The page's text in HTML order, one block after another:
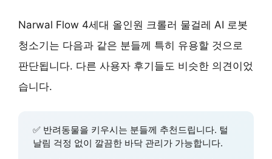
Narwal Flow 4세대 올인원 크롤러 물걸레 AI 로봇
청소기는 다음과 같은 분들께 특히 유용할 것으로
판단됩니다. 다른 사용자 후기들도 비슷한 의견이었
습니다.
✅ 반려동물을 키우시는 분들께 추천드립니다. 털
날림 걱정 없이 깔끔한 바닥 관리가 가능합니다.